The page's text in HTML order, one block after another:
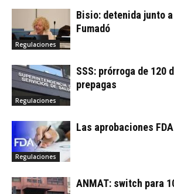
Regulaciones
Bisio: detenida junto
Fumadó
Regulaciones
SSS: prórroga de 120
prepagas
Regulaciones
Las aprobaciones
ANMAT: switch para